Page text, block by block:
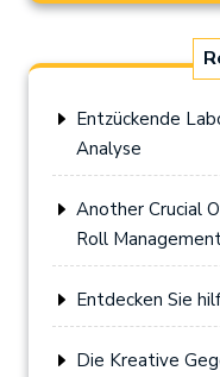
Entzückende
Analyse
Another Crucial
Roll
Entdecken Sie
Die Kreative